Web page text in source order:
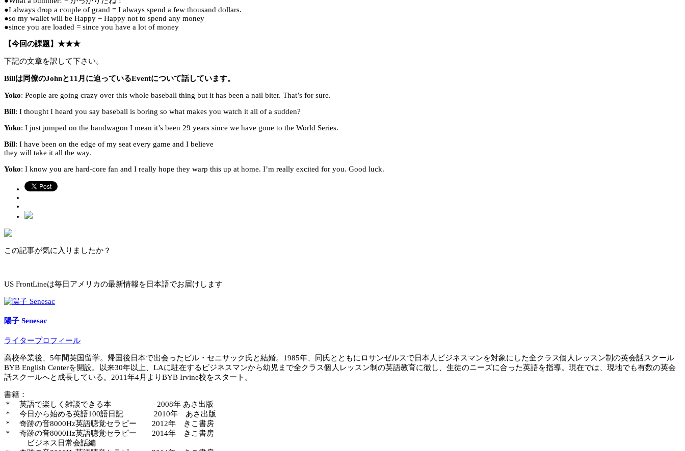
●I always drop a couple of grand = I always spend a few thousand dollars.
●so my wallet will be Happy = Happy not to spend any money
●since you are loaded = since you have a lot of money
【今回の課題】★★★
下記の文章を訳して下さい。
Billは同僚のJohnと11月に迫っているEventについて話しています。
Yoko: People are going crazy over this whole baseball thing but it has been a nail biter. That’s for sure.
Bill: I thought I heard you say baseball is boring so what makes you watch it all of a sudden?
Yoko: I just jumped on the bandwagon I mean it’s been 29 years since we have gone to the World Series.
Bill: I have been on the edge of my seat every game and I believe
they will take it all the way.
Yoko: I know you are hard-core fan and I really hope they warp this up at home. I’m really excited for you. Good luck.
この記事が気に入りましたか？
US FrontLineは毎日アメリカの最新情報を日本語でお届けします
陽子 Senesac
ライタープロフィール
高校卒業後、5年間英国留学。帰国後日本で出会ったビル・セニサック氏と結婚。1985年、同氏とともにロサンゼルスで日本人ビジネスマンを対象にした全クラス個人レッスン制の英会話スクール
BYB English Centerを開設。以来30年以上、LAに駐在するビジネスマンから幼児まで全クラス個人レッスン制の英語教育に徹し、生徒のニーズに合った英語を指導。現在では、現地でも有数の英会
話スクールへと成長している。2011年4月よりBYB Irvine校をスタート。
書籍：
＊ 英語で楽しく雑談できる本 2008年 あさ出版
＊ 今日から始める英語100語日記 2010年 あさ出版
＊ 奇跡の音8000Hz英語聴覚セラピー 2012年 きこ書房
＊ 奇跡の音8000Hz英語聴覚セラピー 2014年 きこ書房
ビジネス日常会話編